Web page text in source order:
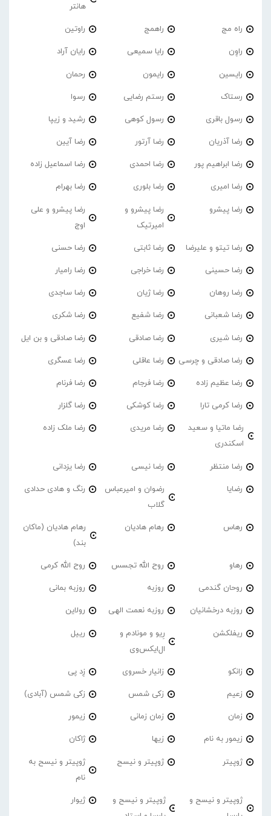
هانتر
راه مج راهمج راوتین
راوِن رایا سمیعی رایان آراد
رایسین رایمون رحمان
رستاک رستم رضایی رسوا
رسول باقری رسول کوهی رشید و زیپا
رضا آذریان رضا آرتور رضا آیین
رضا ابراهیم پور رضا احمدی رضا اسماعیل زاده
رضا امیری رضا بلوری رضا بهرام
رضا پیشرو
رضا پیشرو و
امیرتیک
رضا پیشرو و علی
اوج
رضا تیتو و علیرضا رضا ثابتی رضا حسنی
رضا حسینی رضا خراجی رضا رامیار
رضا روهان رضا ژیان رضا ساجدی
رضا شعبانی رضا شفیع رضا شکری
رضا شیری رضا صادقی رضا صادقی و بن ایل
رضا صادقی و چرسی رضا عاقلی رضا عسگری
رضا عظیم زاده رضا فرجام رضا فرنام
رضا کرمی تارا رضا کوشکی رضا گلزار
رضا ماتیا و سعید
اسکندری
رضا مریدی رضا ملک زاده
رضا منتظر رضا نیسی رضا یزدانی
رضایا
رضوان و امیرعباس
گلاب
رنگ و هادی حدادی
رهاس رهام هادیان
رهام هادیان (ماکان
بند)
رهاو روح الله تجسس روح الله کرمی
روحان گندمی روزبه روزبه بمانی
روزبه درخشانیان روزبه نعمت الهی رولاین
ریفلکشن
رِیو و مونادم و
ال‌ایکس‌وی
رییل
زانکو زانیار خسروی زِد پی
زعیم زکی شمس زکی شمس (آبادی)
زمان زمان زمانی زیمور
زیمور به نام زیها ژاکان
ژوپیتر ژوپیتر و نیسح
ژوپیتر و نیسح به
نام
ژوپیتر و نیسح و
ژوپیتر و نیسح و
ژیوار